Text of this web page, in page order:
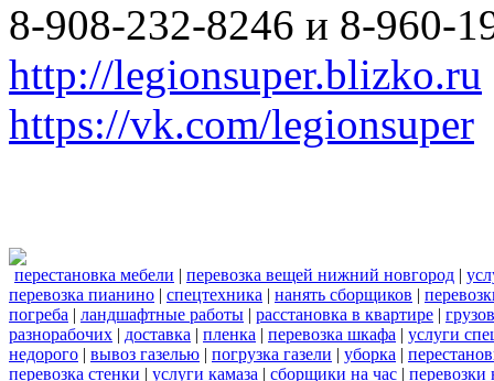
8-908-232-8246 и 8-960-
http://legionsuper.blizko.ru
https://vk.com/legionsuper
перестановка мебели | перевозка вещей нижний новгород |
перевозка пианино | спецтехника | нанять сборщиков |
погреба | ландшафтные работы | расстановка в квартире |
разнорабочих | доставка | пленка | перевозка шкафа | услуги
недорого | вывоз газелью | погрузка газели | уборка |
перевозка стенки | услуги камаза | сборщики на час | перевозки